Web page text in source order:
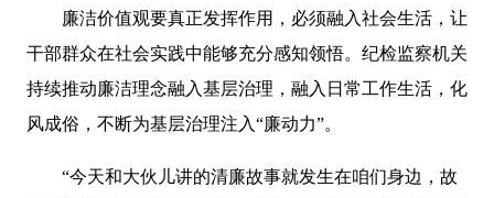
廉洁价值观要真正发挥作用，必须融入社会生活，让
干部群众在社会实践中能够充分感知领悟。纪检监察机关
持续推动廉洁理念融入基层治理，融入日常工作生活，化
风成俗，不断为基层治理注入“廉动力”。
“今天和大伙儿讲的清廉故事就发生在咱们身边，故